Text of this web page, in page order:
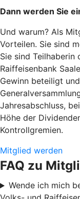
Dann werden Sie
Und warum? Als
Vorteilen. Sie sind
Sie sind Teilhaberin
Raiffeisenbank
Gewinn beteiligt
Jahresabschluss,
Höhe der
Kontrollgremien.
Mitglied werden
FAQ zu
Wende ich mich